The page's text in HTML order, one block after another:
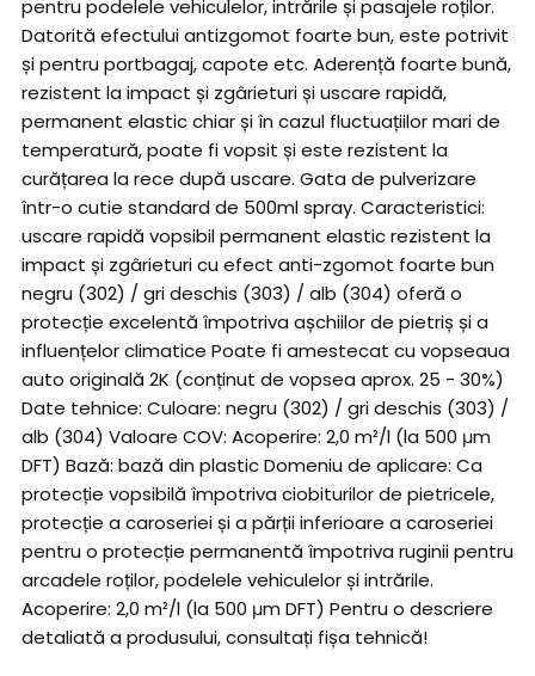
pentru podelele vehiculelor, intrările și pasajele roților.
Datorită efectului antizgomot foarte bun, este potrivit
și pentru portbagaj, capote etc. Aderență foarte bună,
rezistent la impact și zgârieturi și uscare rapidă,
permanent elastic chiar și în cazul fluctuațiilor mari de
temperatură, poate fi vopsit și este rezistent la
curățarea la rece după uscare. Gata de pulverizare
într-o cutie standard de 500ml spray. Caracteristici:
uscare rapidă vopsibil permanent elastic rezistent la
impact și zgârieturi cu efect anti-zgomot foarte bun
negru (302) / gri deschis (303) / alb (304) oferă o
protecție excelentă împotriva așchiilor de pietriș și a
influențelor climatice Poate fi amestecat cu vopseaua
auto originală 2K (conținut de vopsea aprox. 25 - 30%)
Date tehnice: Culoare: negru (302) / gri deschis (303) /
alb (304) Valoare COV: Acoperire: 2,0 m²/l (la 500 μm
DFT) Bază: bază din plastic Domeniu de aplicare: Ca
protecție vopsibilă împotriva ciobiturilor de pietricele,
protecție a caroseriei și a părții inferioare a caroseriei
pentru o protecție permanentă împotriva ruginii pentru
arcadele roților, podelele vehiculelor și intrările.
Acoperire: 2,0 m²/l (la 500 μm DFT) Pentru o descriere
detaliată a produsului, consultați fișa tehnică!